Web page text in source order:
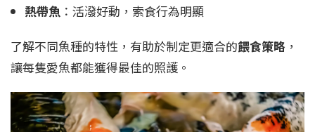
熱帶魚 ：活潑好動，索食行為明顯
了解不同魚種的特性，有助於制定更適合的餵食策略 ，
讓每隻愛魚都能獲得最佳的照護。